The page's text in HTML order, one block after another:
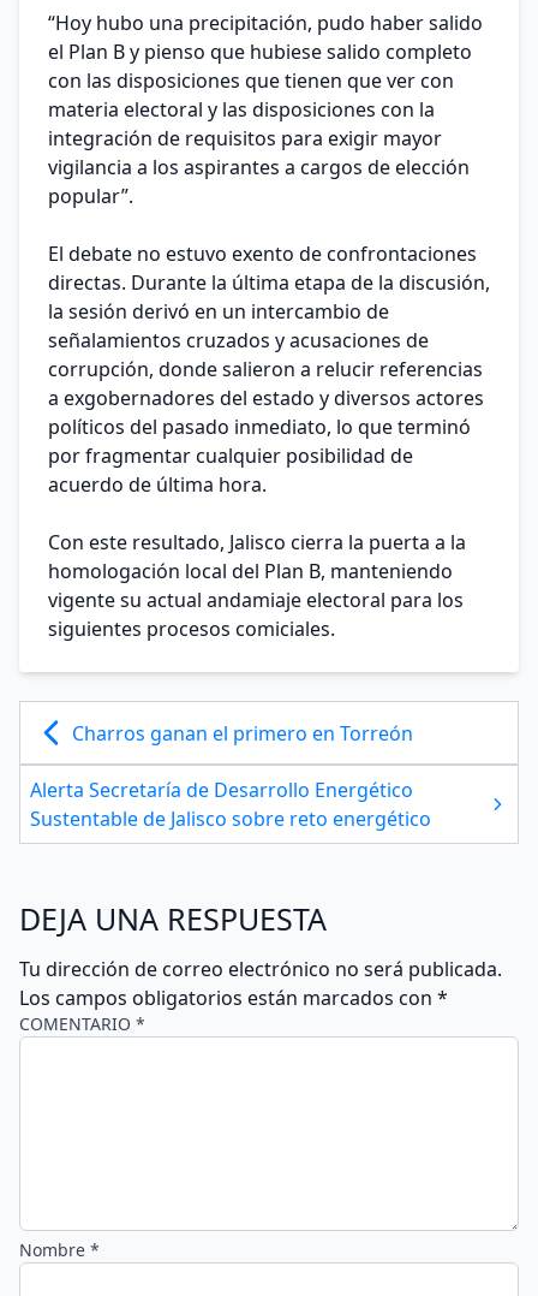
“Hoy hubo una precipitación, pudo haber salido
el Plan B y pienso que hubiese salido completo
con las disposiciones que tienen que ver con
materia electoral y las disposiciones con la
integración de requisitos para exigir mayor
vigilancia a los aspirantes a cargos de elección
popular”.
El debate no estuvo exento de confrontaciones
directas. Durante la última etapa de la discusión,
la sesión derivó en un intercambio de
señalamientos cruzados y acusaciones de
corrupción, donde salieron a relucir referencias
a exgobernadores del estado y diversos actores
políticos del pasado inmediato, lo que terminó
por fragmentar cualquier posibilidad de
acuerdo de última hora.
Con este resultado, Jalisco cierra la puerta a la
homologación local del Plan B, manteniendo
vigente su actual andamiaje electoral para los
siguientes procesos comiciales.
Charros ganan el primero en Torreón
Alerta Secretaría de Desarrollo Energético
Sustentable de Jalisco sobre reto energético
DEJA UNA RESPUESTA
Tu dirección de correo electrónico no será publicada.
Los campos obligatorios están marcados con *
COMENTARIO *
Nombre *